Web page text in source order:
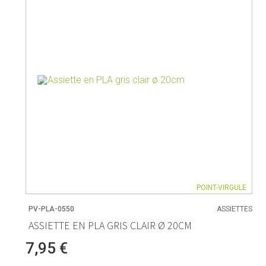
POINT-VIRGULE
PV-PLA-0550 ASSIETTES
ASSIETTE EN PLA GRIS CLAIR Ø 20CM
7,95 €